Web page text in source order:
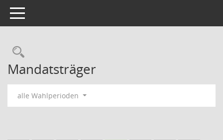
Toggle navigation
Rechercheauswahl
Mandatsträger
alle Wahlperioden